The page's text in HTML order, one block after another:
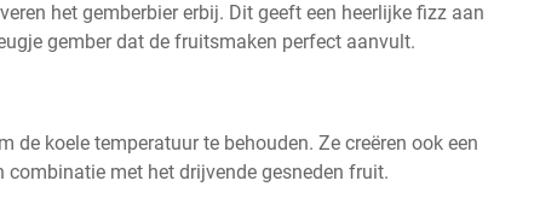
het gemberbier erbij. Dit geeft een heerlijke fizz aan
gember dat de fruitsmaken perfect aanvult.
de koele temperatuur te behouden. Ze creëren ook een
combinatie met het drijvende gesneden fruit.